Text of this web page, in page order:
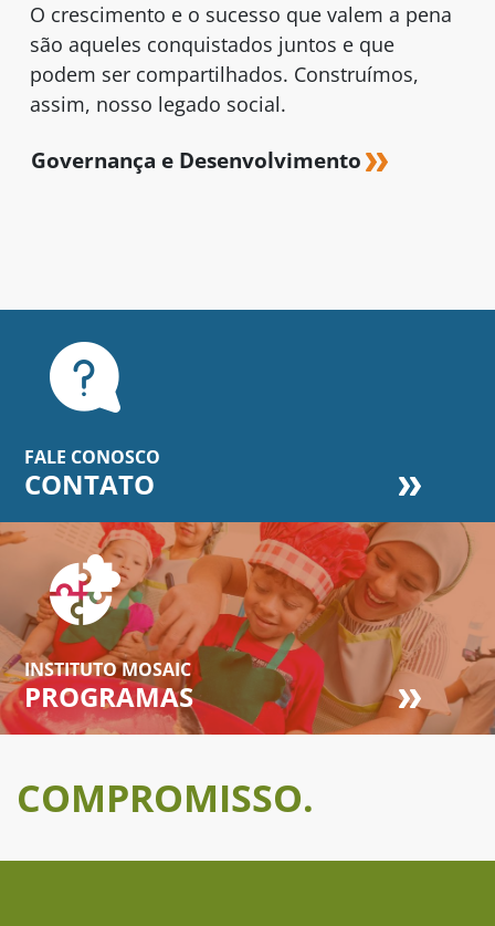
O crescimento e o sucesso que valem a pena
são aqueles conquistados juntos e que
podem ser compartilhados. Construímos,
assim, nosso legado social.
Governança e Desenvolvimento
FALE CONOSCO
CONTATO
INSTITUTO MOSAIC
PROGRAMAS
COMPROMISSO.